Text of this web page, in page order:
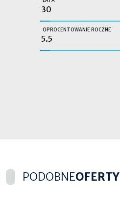
OPROCENTOWANIE ROCZNE
PODOBNEOFERTY